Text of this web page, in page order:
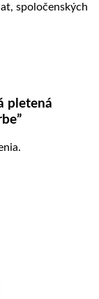
spoločenských
pletená